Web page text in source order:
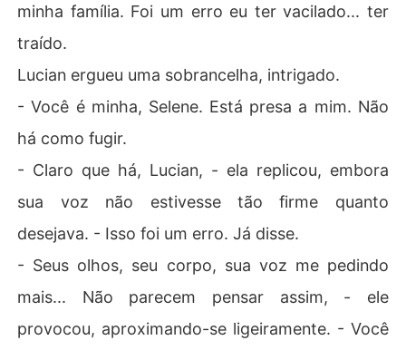
minha família. Foi um erro eu ter vacilado... ter
traído.
Lucian ergueu uma sobrancelha, intrigado.
- Você é minha, Selene. Está presa a mim. Não
há como fugir.
- Claro que há, Lucian, - ela replicou, embora
sua voz não estivesse tão firme quanto
desejava. - Isso foi um erro. Já disse.
- Seus olhos, seu corpo, sua voz me pedindo
mais... Não parecem pensar assim, - ele
provocou, aproximando-se ligeiramente. - Você